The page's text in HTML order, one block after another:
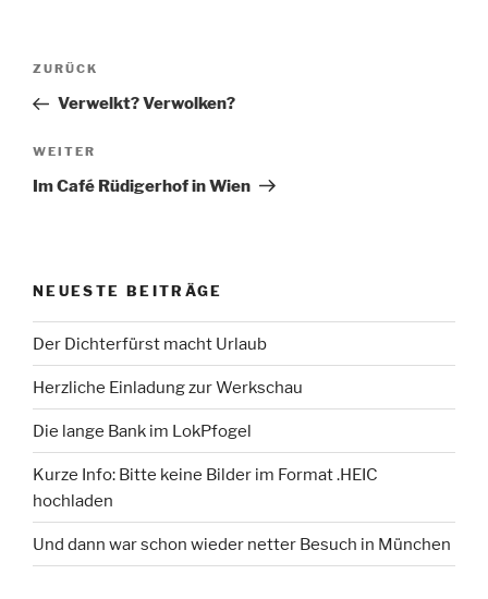
Beitragsnavigation
Vorheriger
Beitrag
ZURÜCK
Verwelkt? Verwolken?
Nächster
Beitrag
WEITER
Im Café Rüdigerhof in Wien
NEUESTE BEITRÄGE
Der Dichterfürst macht Urlaub
Herzliche Einladung zur Werkschau
Die lange Bank im LokPfogel
Kurze Info: Bitte keine Bilder im Format .HEIC
hochladen
Und dann war schon wieder netter Besuch in München